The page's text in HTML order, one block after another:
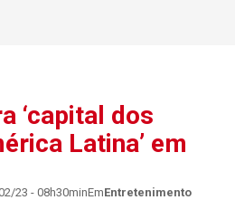
‘capital dos
Latina’ em
23 - 08h30minEmEntretenimento